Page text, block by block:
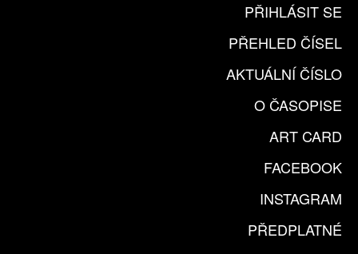
PŘIHLÁSIT SE
PŘEHLED ČÍSEL
AKTUÁLNÍ ČÍSLO
O ČASOPISE
ART CARD
FACEBOOK
INSTAGRAM
PŘEDPLATNÉ